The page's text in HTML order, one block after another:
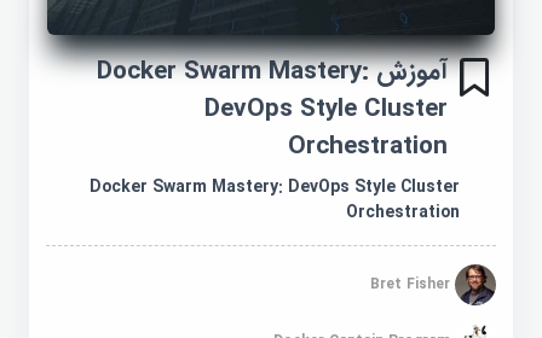
آموزش Docker Swarm Mastery:
DevOps Style Cluster
Orchestration
Docker Swarm Mastery: DevOps Style Cluster
Orchestration
Bret Fisher